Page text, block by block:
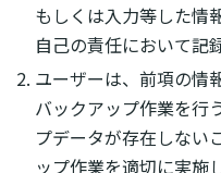
もしくは入力等した情
自己の責任において記
ユーザーは、前項の情
バックアップ作業を行
プデータが存在しない
ップ作業を適切に実施